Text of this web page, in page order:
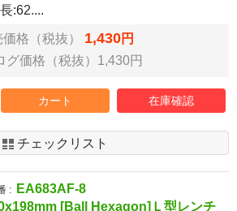
:62....
価格（税抜） 1,430円
グ価格（税抜）1,430円
カート 在庫確認
チェックリスト
:
EA683AF-8
[Ball Hexagon]Ｌ型レンチ